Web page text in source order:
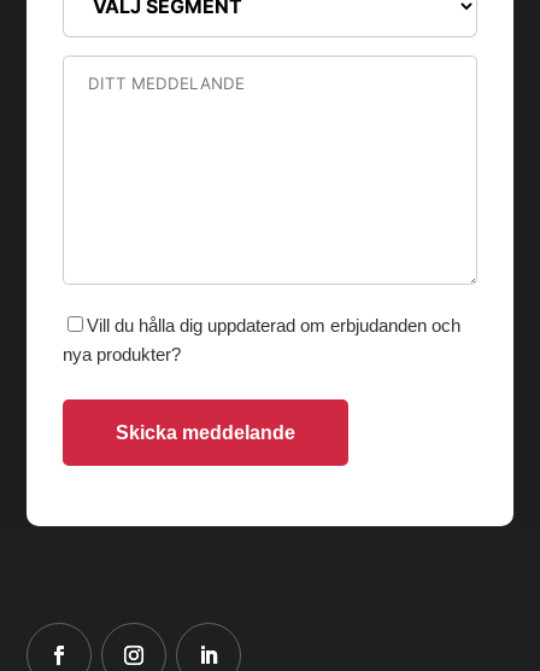
Vill du hålla dig uppdaterad om erbjudanden och
nya produkter?
Skicka meddelande